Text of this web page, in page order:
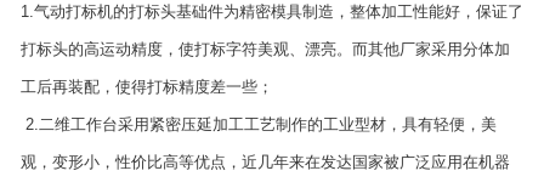
1.气动打标机的打标头基础件为精密模具制造，整体加工性能好，保证了
打标头的高运动精度，使打标字符美观、漂亮。而其他厂家采用分体加
工后再装配，使得打标精度差一些；
2.二维工作台采用紧密压延加工工艺制作的工业型材，具有轻便，美
观，变形小，性价比高等优点，近几年来在发达国家被广泛应用在机器